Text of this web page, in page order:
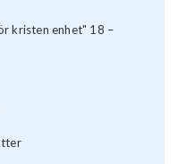
kristen enhet" 18 –